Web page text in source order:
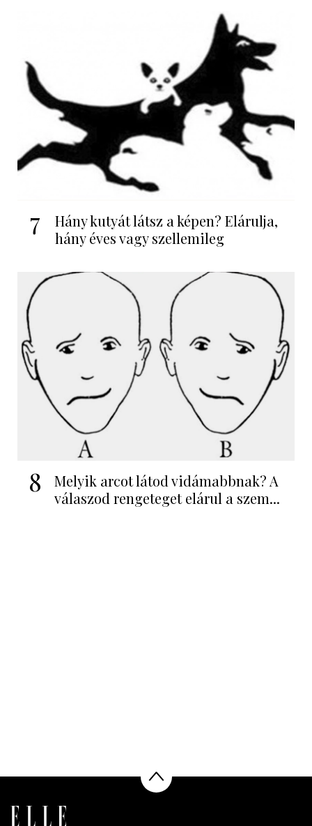
7
Hány kutyát látsz a képen? Elárulja,
hány éves vagy szellemileg
8
Melyik arcot látod vidámabbnak? A
válaszod rengeteget elárul a szem...